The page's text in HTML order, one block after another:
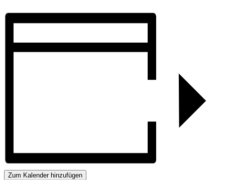
Zum Kalender hinzufügen